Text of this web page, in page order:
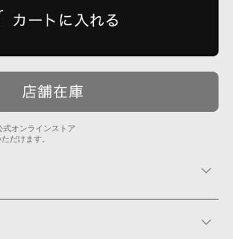
式オンラインストア
だけます。